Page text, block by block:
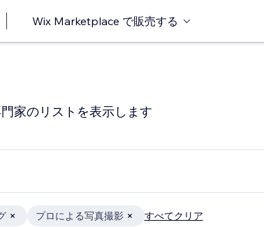
Wix Marketplace で販売する
家のリストを表示します
プロによる写真撮影 すべてクリア